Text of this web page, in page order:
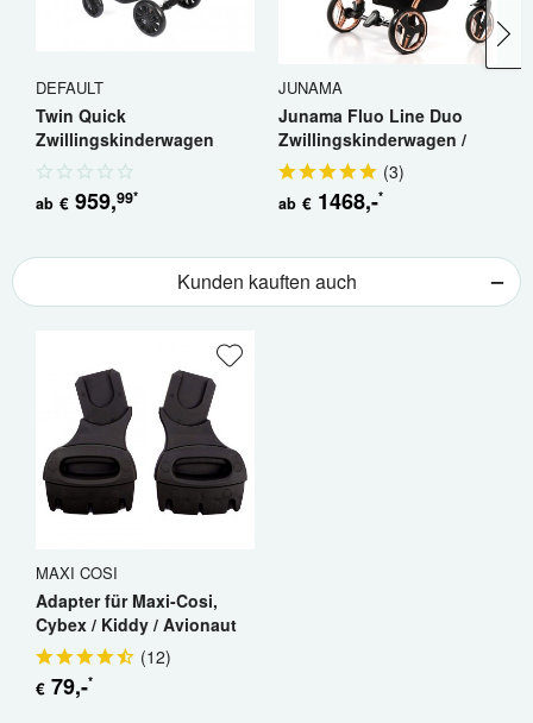
DEFAULT
Twin Quick
Zwillingskinderwagen
Geschwisterwagen
ab € 959,99*
JUNAMA
Junama Fluo Line Duo
Zwillingskinderwagen /
Geschwisterkinderwagen
(3)
ab € 1468,-*
Kunden kauften auch
MAXI COSI
Adapter für Maxi-Cosi,
Cybex / Kiddy / Avionaut
(12)
€ 79,-*